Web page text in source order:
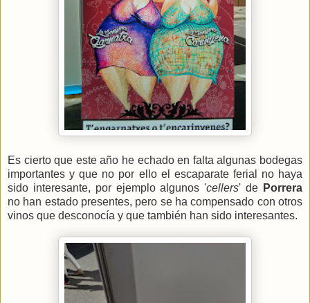
Es cierto que este año he echado en falta algunas bodegas
importantes y que no por ello el escaparate ferial no haya
sido interesante, por ejemplo algunos 'cellers' de Porrera
no han estado presentes, pero se ha compensado con otros
vinos que desconocía y que también han sido interesantes.